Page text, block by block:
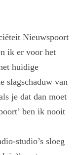
Nieuwspoort
ik er voor het
huidige
slagschaduw van
je dat dan moet
ben ik nooit
studio’s sloeg